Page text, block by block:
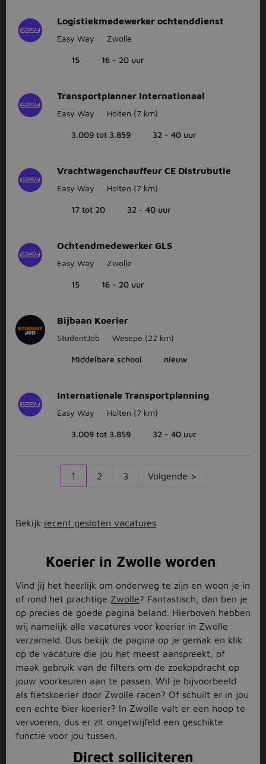
Logistiekmedewerker ochtenddienst
Easy Way Zwolle
15 16 - 20 uur
Transportplanner Internationaal
Easy Way Holten (7 km)
3.009 tot 3.859 32 - 40 uur
Vrachtwagenchauffeur CE Distrubutie
Easy Way Holten (7 km)
17 tot 20 32 - 40 uur
Ochtendmedewerker GLS
Easy Way Zwolle
15 16 - 20 uur
Bijbaan Koerier
StudentJob Wesepe (22 km)
Middelbare school nieuw
Internationale Transportplanning
Easy Way Holten (7 km)
3.009 tot 3.859 32 - 40 uur
1 2 3 Volgende >
Bekijk recent gesloten vacatures
Koerier in Zwolle worden
Vind jij het heerlijk om onderweg te zijn en woon je in
of rond het prachtige Zwolle? Fantastisch, dan ben je
op precies de goede pagina beland. Hierboven hebben
wij namelijk alle vacatures voor koerier in Zwolle
verzameld. Dus bekijk de pagina op je gemak en klik
op de vacature die jou het meest aanspreekt, of
maak gebruik van de filters om de zoekopdracht op
jouw voorkeuren aan te passen. Wil je bijvoorbeeld
als fietskoerier door Zwolle racen? Of schuilt er in jou
een echte bier koerier? In Zwolle valt er een hoop te
vervoeren, dus er zit ongetwijfeld een geschikte
functie voor jou tussen.
Direct solliciteren